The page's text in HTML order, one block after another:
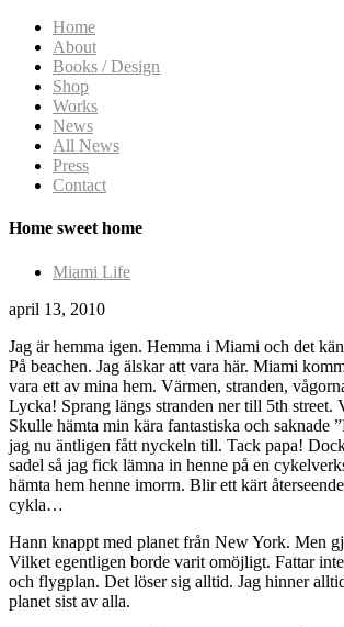
Home
About
Books / Design
Shop
Works
News
All News
Press
Contact
Home sweet home
Miami Life
april 13, 2010
Jag är hemma igen. Hemma i Miami och det
På beachen. Jag älskar att vara här. Miami
vara ett av mina hem. Värmen, stranden,
Lycka! Sprang längs stranden ner till 5th street.
Skulle hämta min kära fantastiska och saknade
jag nu äntligen fått nyckeln till. Tack papa!
sadel så jag fick lämna in henne på en
hämta hem henne imorrn. Blir ett kärt
cykla…
Hann knappt med planet från New York. Men
Vilket egentligen borde varit omöjligt. Fattar
och flygplan. Det löser sig alltid. Jag hinner
planet sist av alla.